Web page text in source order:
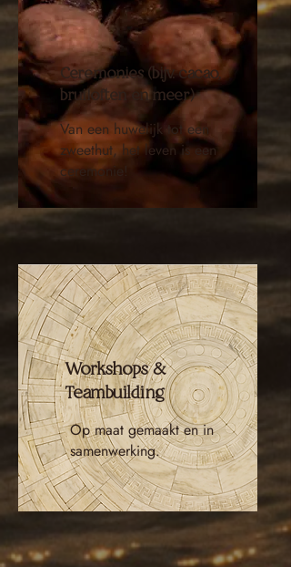
Van een huwelijk tot een
zweethut, het leven is een
ceremonie!
Ceremonies (bijv. cacao,
bruiloften en meer)
Op maat gemaakt en in
samenwerking.
Workshops &
Teambuilding